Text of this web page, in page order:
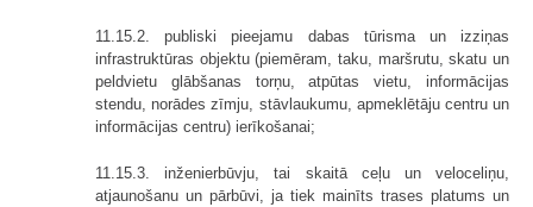
11.15.2. publiski pieejamu dabas tūrisma un izziņas
infrastruktūras objektu (piemēram, taku, maršrutu, skatu un
peldvietu glābšanas torņu, atpūtas vietu, informācijas
stendu, norādes zīmju, stāvlaukumu, apmeklētāju centru un
informācijas centru) ierīkošanai;
11.15.3. inženierbūvju, tai skaitā ceļu un veloceliņu,
atjaunošanu un pārbūvi, ja tiek mainīts trases platums un